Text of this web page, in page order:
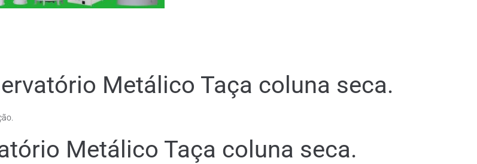
Metálico Taça coluna seca.
Metálico Taça coluna seca.